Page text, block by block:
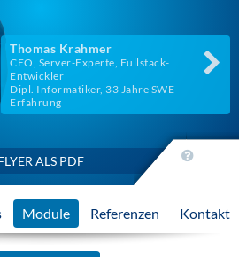
Thomas Krahmer
CEO, Server-Experte, Fullstack-
Entwickler
Dipl. Informatiker, 33 Jahre SWE-
Erfahrung
ALS PDF
Module Referenzen Kontakt